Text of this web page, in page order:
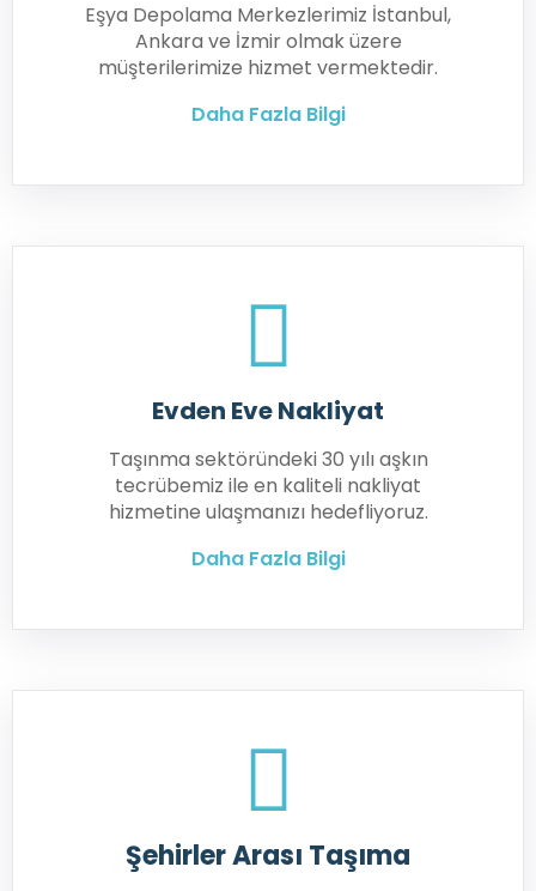
Eşya Depolama Merkezlerimiz İstanbul,
Ankara ve İzmir olmak üzere
müşterilerimize hizmet vermektedir.
Daha Fazla Bilgi
Evden Eve Nakliyat
Taşınma sektöründeki 30 yılı aşkın
tecrübemiz ile en kaliteli nakliyat
hizmetine ulaşmanızı hedefliyoruz.
Daha Fazla Bilgi
Şehirler Arası Taşıma